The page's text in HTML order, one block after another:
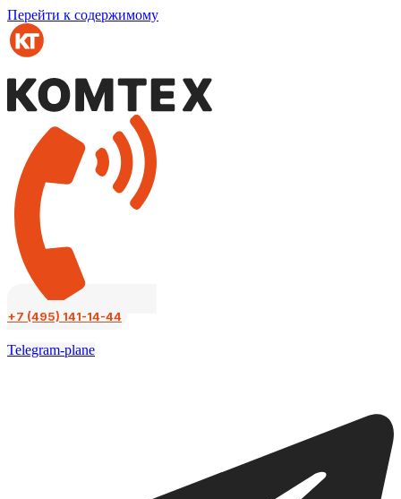
Перейти к содержимому
+7 (495) 141-14-44
Telegram-plane